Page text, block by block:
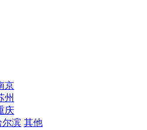
京
州
庆
尔滨 其他